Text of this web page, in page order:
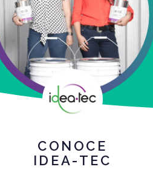
CONOCE
IDEA-TEC